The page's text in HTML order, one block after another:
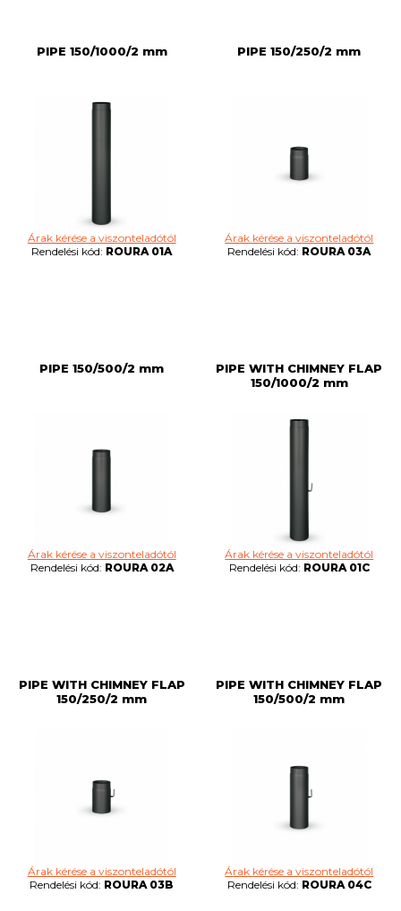
PIPE 150/1000/2 mm
Árak kérése a viszonteladótól
Rendelési kód: ROURA 01A
PIPE 150/250/2 mm
Árak kérése a viszonteladótól
Rendelési kód: ROURA 03A
PIPE 150/500/2 mm
Árak kérése a viszonteladótól
Rendelési kód: ROURA 02A
PIPE WITH CHIMNEY FLAP
150/1000/2 mm
Árak kérése a viszonteladótól
Rendelési kód: ROURA 01C
PIPE WITH CHIMNEY FLAP
150/250/2 mm
Árak kérése a viszonteladótól
Rendelési kód: ROURA 03B
PIPE WITH CHIMNEY FLAP
150/500/2 mm
Árak kérése a viszonteladótól
Rendelési kód: ROURA 04C